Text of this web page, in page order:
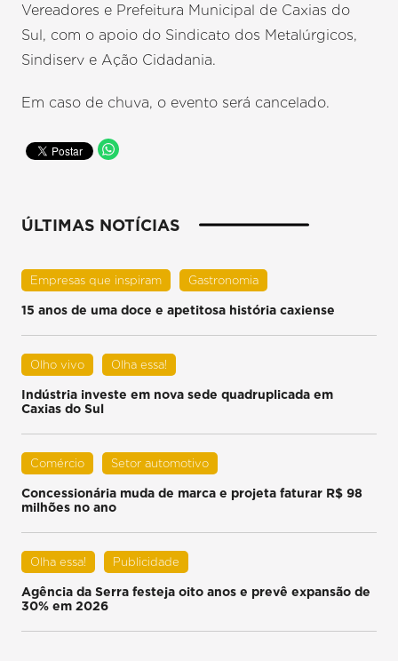
Vereadores e Prefeitura Municipal de Caxias do
Sul, com o apoio do Sindicato dos Metalúrgicos,
Sindiserv e Ação Cidadania.
Em caso de chuva, o evento será cancelado.
ÚLTIMAS NOTÍCIAS
Empresas que inspiram Gastronomia
15 anos de uma doce e apetitosa história caxiense
Olho vivo Olha essa!
Indústria investe em nova sede quadruplicada em
Caxias do Sul
Comércio Setor automotivo
Concessionária muda de marca e projeta faturar R$ 98
milhões no ano
Olha essa! Publicidade
Agência da Serra festeja oito anos e prevê expansão de
30% em 2026